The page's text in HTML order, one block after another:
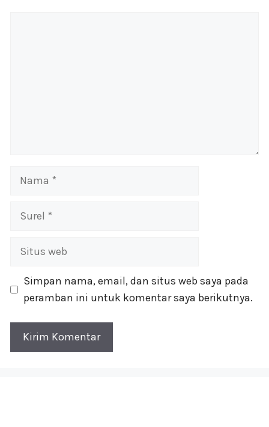
Nama
Surel
Situs
Simpan nama, email, dan situs web saya pada
peramban ini untuk komentar saya berikutnya.